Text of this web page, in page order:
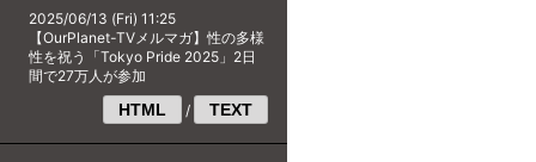
2025/06/13 (Fri) 11:25
【OurPlanet-TVメルマガ】性の多様
性を祝う「Tokyo Pride 2025」2日
間で27万人が参加
HTML / TEXT